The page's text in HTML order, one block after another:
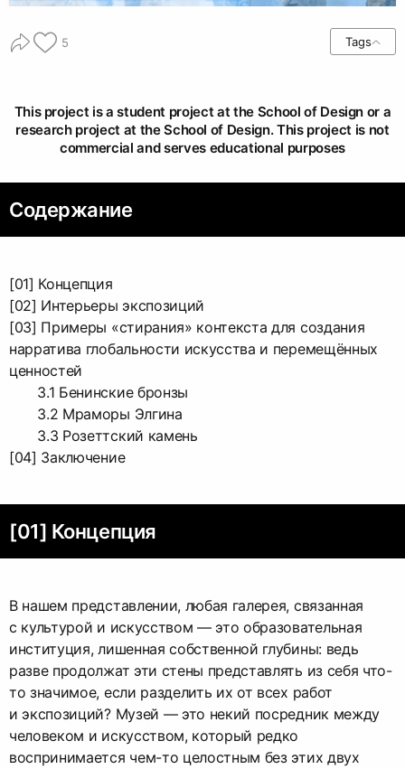
5 Tags
This project is a student project at the School of Design or a
research project at the School of Design. This project is not
commercial and serves educational purposes
Содержание
[01] Концепция
[02] Интерьеры экспозиций
[03] Примеры «стирания» контекста для создания
нарратива глобальности искусства и перемещённых
ценностей
3.1 Бенинские бронзы
3.2 Мраморы Элгина
3.3 Розеттский камень
[04] Заключение
[01] Концепция
В нашем представлении, любая галерея, связанная
с культурой и искусством — это образовательная
институция, лишенная собственной глубины: ведь
разве продолжат эти стены представлять из себя что-
то значимое, если разделить их от всех работ
и экспозиций? Музей — это некий посредник между
человеком и искусством, который редко
воспринимается чем-то целостным без этих двух